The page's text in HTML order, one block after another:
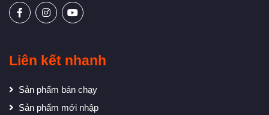
Liên kết nhanh
Sản phẩm bán chạy
Sản phẩm mới nhập